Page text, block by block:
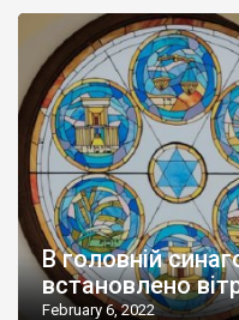
В головній
встановлено
February 6, 2022